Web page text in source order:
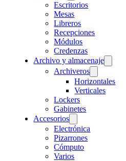
Escritorios
Mesas
Libreros
Recepciones
Módulos
Credenzas
Archivo y almacenaje
Archiveros
Horizontales
Verticales
Lockers
Gabinetes
Accesorios
Electrónica
Pizarrones
Cómputo
Varios